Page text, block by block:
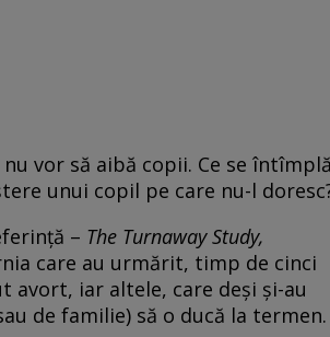
vor să aibă copii. Ce se întîmplă
unui copil pe care nu-l
– The Turnaway Study,
care au urmărit, timp de cinci
avort, iar altele, care deși și-au
de familie) să o ducă la termen.